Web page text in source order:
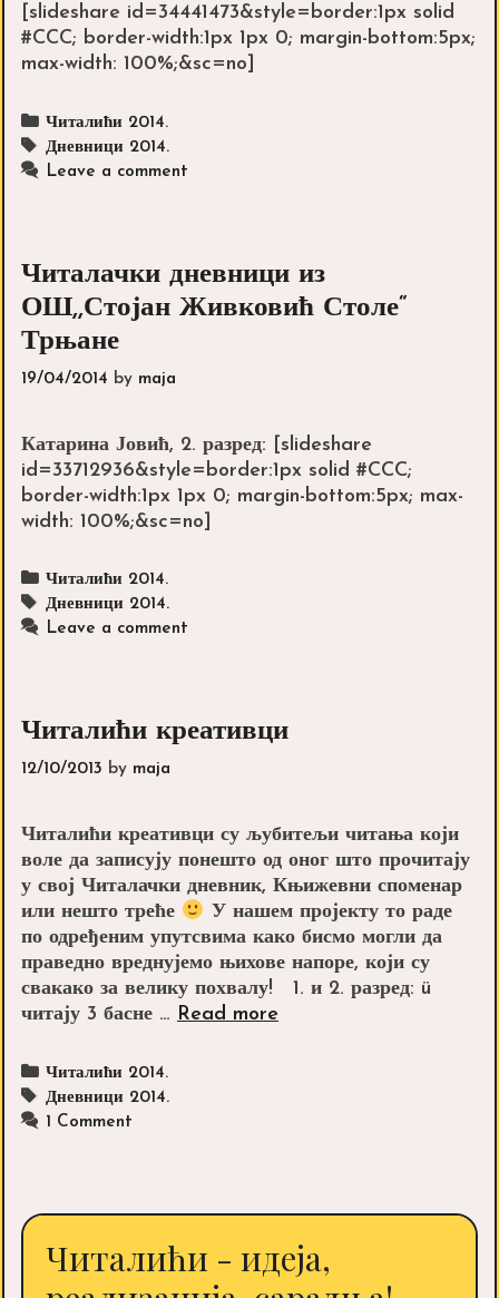
[slideshare id=34441473&style=border:1px solid
#CCC; border-width:1px 1px 0; margin-bottom:5px;
max-width: 100%;&sc=no]
Categories
Читалићи 2014.
Tags
Дневници 2014.
Leave a comment
Читалачки дневници из
ОШ,,Стојан Живковић Столе“
Трњане
19/04/2014 by maja
Катарина Јовић, 2. разред: [slideshare
id=33712936&style=border:1px solid #CCC;
border-width:1px 1px 0; margin-bottom:5px; max-
width: 100%;&sc=no]
Categories
Читалићи 2014.
Tags
Дневници 2014.
Leave a comment
Читалићи креативци
12/10/2013 by maja
Читалићи креативци су љубитељи читања који
воле да записују понешто од оног што прочитају
у свој Читалачки дневник, Књижевни споменар
или нешто треће
У нашем пројекту то раде
по одређеним упутсвима како бисмо могли да
праведно вреднујемо њихове напоре, који су
свакако за велику похвалу! 1. и 2. разред: ü
читају 3 басне … Read moreЧиталићи
Categories
Читалићи 2014.
Tags
Дневници 2014.
1 Comment
Читалићи - идеја,